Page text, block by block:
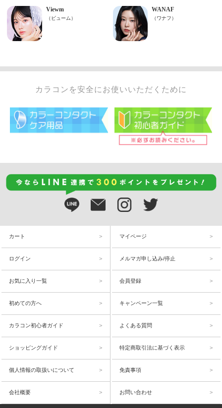
カラコンを安全にお使いいただくために
カート マイページ
ログイン メルマガ申し込み/停止
お気に入り一覧 会員登録
初めての方へ キャンペーン一覧
カラコン初心者ガイド よくある質問
ショッピングガイド 特定商取引法に基づく表示
個人情報の取扱いについて 免責事項
会社概要 お問い合わせ